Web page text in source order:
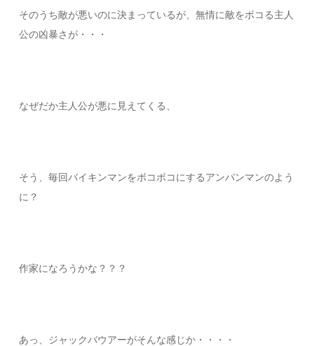
そのうち敵が悪いのに決まっているが、無情に敵をボコる主人
公の凶暴さが・・・
なぜだか主人公が悪に見えてくる、
そう、毎回バイキンマンをボコボコにするアンパンマンのよう
に？
作家になろうかな？？？
あっ、ジャックバウアーがそんな感じか・・・・